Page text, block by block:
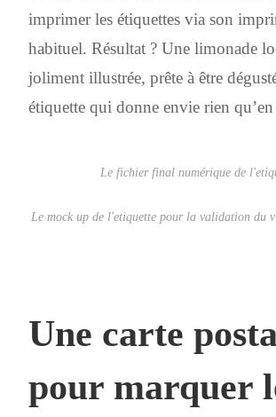
imprimer les étiquettes via son
habituel. Résultat ? Une limonade
joliment illustrée, prête à être
étiquette qui donne envie rien
Le fichier final numérique de
Le mock up de l'etiquette pour la validation du
Une carte
pour marquer